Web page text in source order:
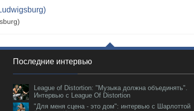
Последние интервью
League of Distortion: "Музыка должна объединять".
Интервью с League Of Distortion
"Для меня сцена - это дом": интервью с Шарлоттой